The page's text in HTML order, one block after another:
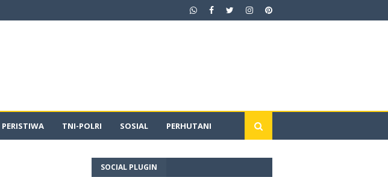
PERISTIWA TNI-POLRI SOSIAL PERHUTANI
SOCIAL PLUGIN